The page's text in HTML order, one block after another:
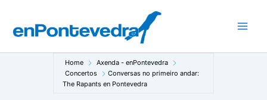
contido
Home
Axenda - enPontevedra
Concertos
Conversas no primeiro andar:
The Rapants en Pontevedra